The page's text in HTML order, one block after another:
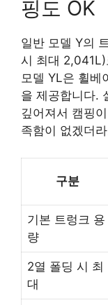
핑도 OK
일반 모델 Y의
시 최대
모델 YL은 휠베
을 제공합니다.
깊어져서 캠핑
족함이 없겠더
구분
기본 트렁크 용
량
2열 폴딩 시 최
대